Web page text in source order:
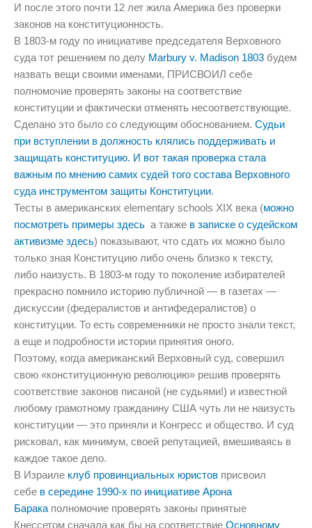
И после этого почти 12 лет жила Америка без проверки
законов на конституционность.
В 1803-м году по инициативе председателя Верховного
суда тот решением по делу Marbury v. Madison 1803 будем
назвать вещи своими именами, ПРИСВОИЛ себе
полномочие проверять законы на соответствие
конституции и фактически отменять несоответствующие.
Сделано это было со следующим обоснованием. Судьи
при вступлении в должность клялись поддерживать и
защищать конституцию. И вот такая проверка стала
важным по мнению самих судей того состава Верховного
суда инструментом защиты Конституции.
Тесты в американских elementary schools XIX века (можно
посмотреть примеры здесь а также в записке о судейском
активизме здесь) показывают, что сдать их можно было
только зная Конституцию либо очень близко к тексту,
либо наизусть. В 1803-м году то поколение избирателей
прекрасно помнило историю публичной — в газетах —
дискуссии (федералистов и антифедералистов) о
конституции. То есть современники не просто знали текст,
а еще и подробности истории принятия оного.
Поэтому, когда американский Верховный суд, совершил
свою «конституционную революцию» решив проверять
соответствие законов писаной (не судьями!) и известной
любому грамотному гражданину США чуть ли не наизусть
конституции — это приняли и Конгресс и общество. И суд
рисковал, как минимум, своей репутацией, вмешиваясь в
каждое такое дело.
В Израиле клуб провинциальных юристов присвоил
себе в середине 1990-х по инициативе Арона
Барака полномочие проверять законы принятые
Кнессетом сначала как бы на соответствие Основному